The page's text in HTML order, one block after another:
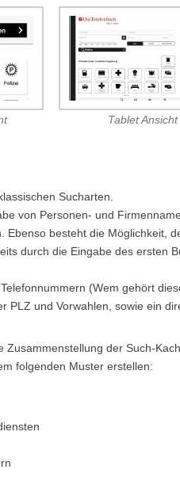
Tablet Ansicht
Sucharten.
von Personen- und
Ebenso besteht die Möglichkeit,
durch die Eingabe des ersten
(Wem gehört
PLZ und Vorwahlen, sowie ein
Zusammenstellung der Such-
folgenden Muster erstellen: